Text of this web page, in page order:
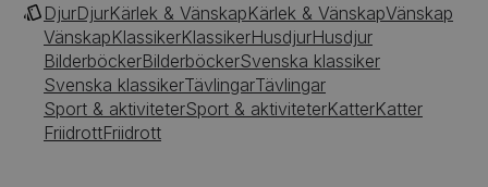
DjurDjurKärlek & VänskapKärlek & VänskapVänskap
VänskapKlassikerKlassikerHusdjurHusdjur
BilderböckerBilderböckerSvenska klassiker
Svenska klassikerTävlingarTävlingar
Sport & aktiviteterSport & aktiviteterKatterKatter
FriidrottFriidrott